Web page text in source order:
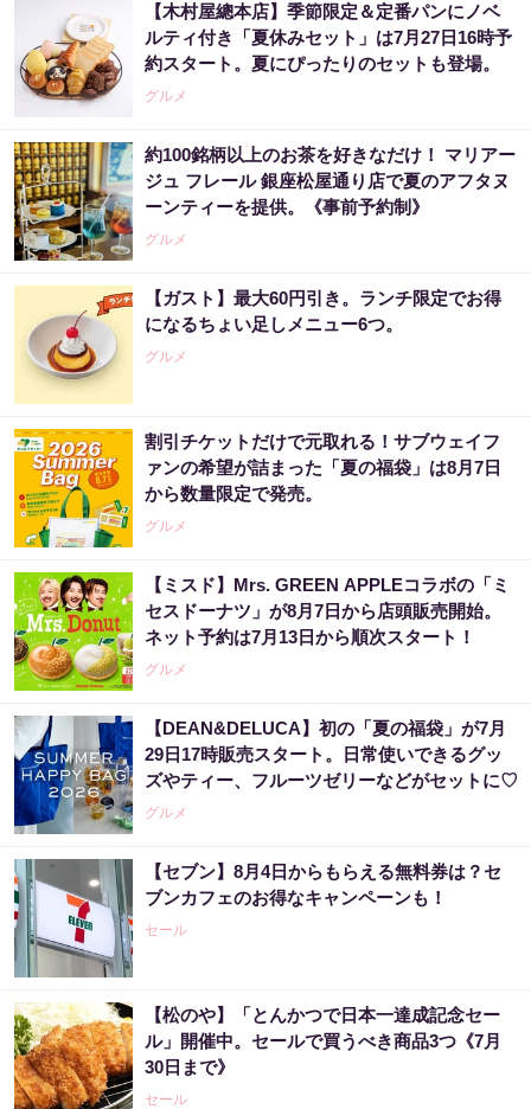
【木村屋總本店】季節限定＆定番パンにノベ
ルティ付き「夏休みセット」は7月27日16時予
約スタート。夏にぴったりのセットも登場。
グルメ
約100銘柄以上のお茶を好きなだけ！ マリアー
ジュ フレール 銀座松屋通り店で夏のアフタヌ
ーンティーを提供。《事前予約制》
グルメ
【ガスト】最大60円引き。ランチ限定でお得
になるちょい足しメニュー6つ。
グルメ
割引チケットだけで元取れる！サブウェイフ
ァンの希望が詰まった「夏の福袋」は8月7日
から数量限定で発売。
グルメ
【ミスド】Mrs. GREEN APPLEコラボの「ミ
セスドーナツ」が8月7日から店頭販売開始。
ネット予約は7月13日から順次スタート！
グルメ
【DEAN&DELUCA】初の「夏の福袋」が7月
29日17時販売スタート。日常使いできるグッ
ズやティー、フルーツゼリーなどがセットに♡
グルメ
【セブン】8月4日からもらえる無料券は？セ
ブンカフェのお得なキャンペーンも！
セール
【松のや】「とんかつで日本一達成記念セー
ル」開催中。セールで買うべき商品3つ《7月
30日まで》
セール